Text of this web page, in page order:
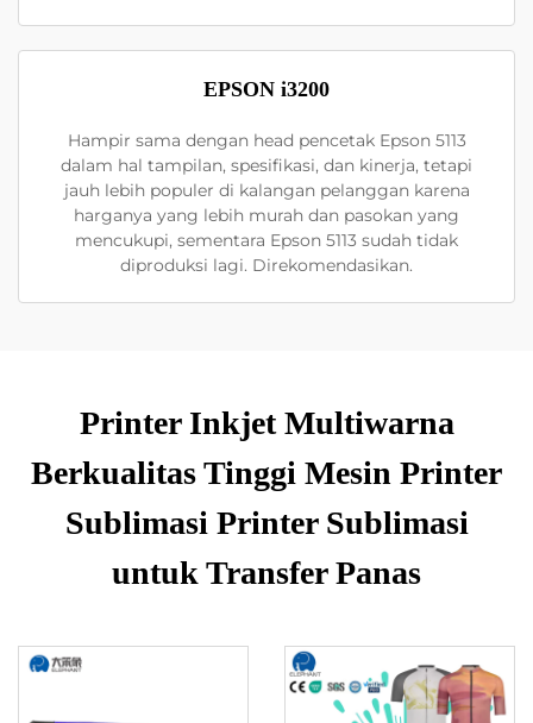
EPSON i3200
Hampir sama dengan head pencetak Epson 5113
dalam hal tampilan, spesifikasi, dan kinerja, tetapi
jauh lebih populer di kalangan pelanggan karena
harganya yang lebih murah dan pasokan yang
mencukupi, sementara Epson 5113 sudah tidak
diproduksi lagi. Direkomendasikan.
Printer Inkjet Multiwarna
Berkualitas Tinggi Mesin Printer
Sublimasi Printer Sublimasi
untuk Transfer Panas